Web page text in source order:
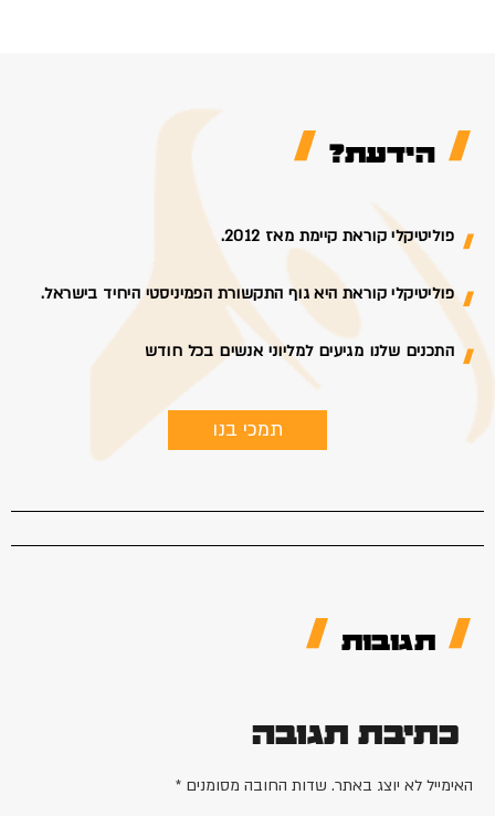
הידעת?
פוליטיקלי קוראת קיימת מאז 2012.
פוליטיקלי קוראת היא גוף התקשורת הפמיניסטי היחיד בישראל.
התכנים שלנו מגיעים למליוני אנשים בכל חודש
תמכי בנו
תגובות
כתיבת תגובה
האימייל לא יוצג באתר. שדות החובה מסומנים *